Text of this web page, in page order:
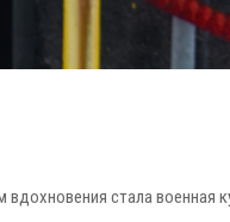
стала военная